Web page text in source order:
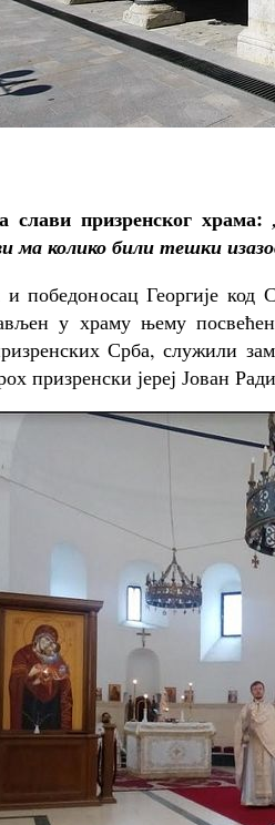
слави призренског храма:
ма колико били тешки
победоносац Георгије
у храму њему
Срба, служили
призренски јереј Јован